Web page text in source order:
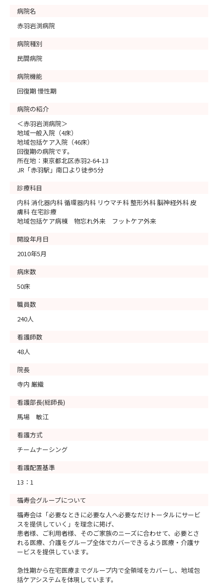
て、ぜひお気軽にご参加ください！
皆さまにお会いできることを楽しみにしております。
病院名
赤羽岩渕病院
病院種別
民間病院
病院機能
回復期 慢性期
病院の紹介
＜赤羽岩渕病院＞
地域一般入院（4床）
地域包括ケア入院（46床）
回復期の病院です。
所在地：東京都北区赤羽2-64-13
JR「赤羽駅」南口より徒歩5分
診療科目
内科 消化器内科 循環器内科 リウマチ科 整形外科 脳神経外科 皮
膚科 在宅診療
地域包括ケア病棟 物忘れ外来 フットケア外来
開設年月日
2010年5月
病床数
50床
職員数
240人
看護師数
48人
院長
寺内 厳織
看護部長(総師長)
馬場 敏江
看護方式
チームナーシング
看護配置基準
13：1
福寿会グループについて
福寿会は「必要なときに必要な人へ必要なだけトータルにサービ
スを提供していく」を理念に掲げ、
患者様、ご利用者様、そのご家族のニーズに合わせて、必要とさ
れる医療、介護をグループ全体でカバーできるよう医療・介護サ
ービスを提供しています。
急性期から在宅医療までグループ内で全領域をカバーし、地域包
括ケアシステムを体現しています。